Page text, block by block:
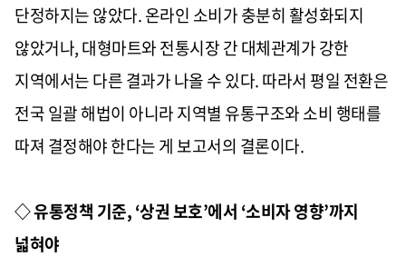
단정하지는 않았다. 온라인 소비가 충분히 활성화되지
않았거나, 대형마트와 전통시장 간 대체관계가 강한
지역에서는 다른 결과가 나올 수 있다. 따라서 평일 전환은
전국 일괄 해법이 아니라 지역별 유통구조와 소비 행태를
따져 결정해야 한다는 게 보고서의 결론이다.
◇ 유통정책 기준, ‘상권 보호’에서 ‘소비자 영향’까지
넓혀야